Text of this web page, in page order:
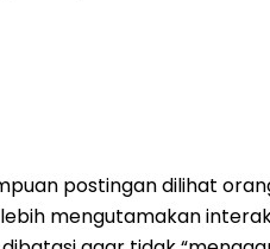
postingan dilihat
mengutamakan